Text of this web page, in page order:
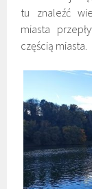
tu znaleźć
miasta
częścią miasta.